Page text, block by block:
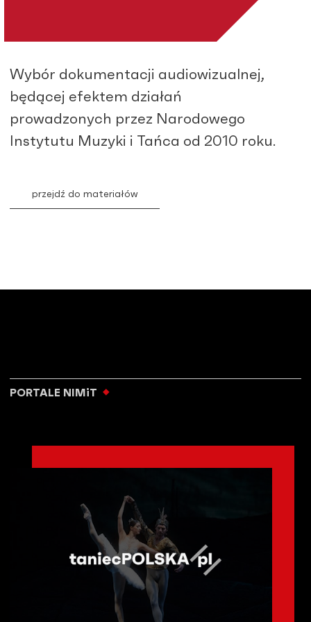
Wybór dokumentacji audiowizualnej,
będącej efektem działań
prowadzonych przez Narodowego
Instytutu Muzyki i Tańca od 2010 roku.
przejdź do materiałów
PORTALE NIMiT